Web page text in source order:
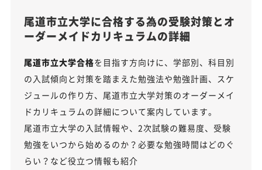
尾道市立大学に合格する為の受験対策とオ
ーダーメイドカリキュラムの詳細
尾道市立大学合格を目指す方向けに、学部別、科目別
の入試傾向と対策を踏まえた勉強法や勉強計画、スケ
ジュールの作り方、尾道市立大学対策のオーダーメイ
ドカリキュラムの詳細について案内しています。
尾道市立大学の入試情報や、2次試験の難易度、受験
勉強をいつから始めるのか？必要な勉強時間はどのぐ
らい？など役立つ情報も紹介